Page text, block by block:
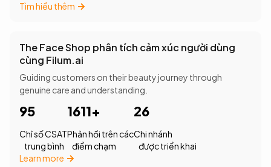
Tìm hiểu thêm
The Face Shop phân tích cảm xúc người dùng
cùng Filum.ai
Guiding customers on their beauty journey through
genuine care and understanding.
95
Chỉ số CSAT
trung bình
1611+
Phản hồi trên các
điểm chạm
26
Chi nhánh
được triển khai
Learn more